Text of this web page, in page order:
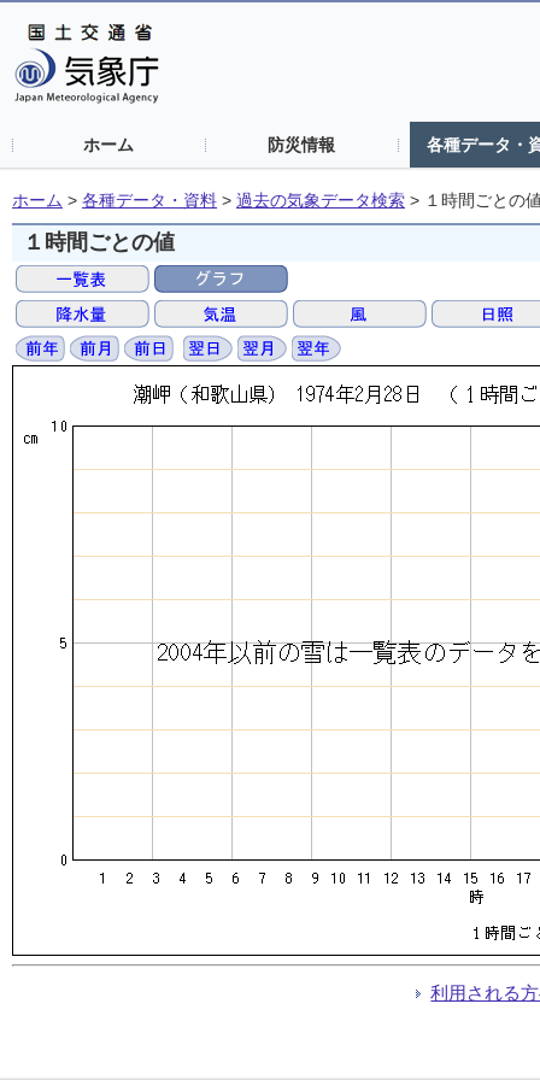
ホーム 防災情報 各種データ・
ホーム > 各種データ・資料 > 過去の気象データ検索 > １時間ごとの
１時間ごとの値
利用される